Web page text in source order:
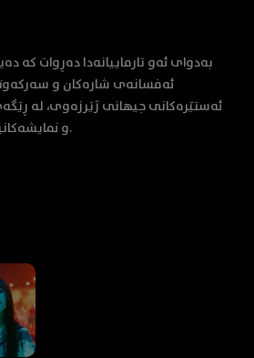
بەدوای ئەو تارماییانەدا دەڕوات کە
ئەفسانەی شارەکان و
ئەستێرەکانی جیهانی ژێرزەوی، لە
و نمایشەکانیان لە نێو زیندووەکاندا.